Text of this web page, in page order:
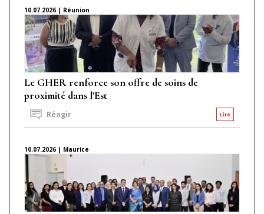
10.07.2026 | Réunion
Le GHER renforce son offre de soins de
proximité dans l'Est
Lire
Réagir
10.07.2026 | Maurice